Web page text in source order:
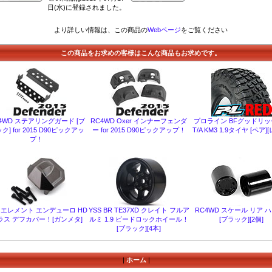
日(水)に登録されました。
より詳しい情報は、この商品のWebページをご覧ください
この商品をお求めの客様はこんな商品もお求めです。
ステアリングガード [ブ
ク] for 2015 D90ピックアッ
プ！
RC4WD Oxer インナーフェンダ
ー for 2015 D90ピックアップ！
プロライン BFグッドリ
T/A KM3 1.9タイヤ [ペア][
レメント エンデューロ HD
ス デフカバー！[ガンメタ]
YSS BR TE37XD クレイト フルア
ルミ 1.9 ビードロックホイール！
[ブラック][4本]
RC4WD スケール リア
[ブラック][2個]
| ホーム |